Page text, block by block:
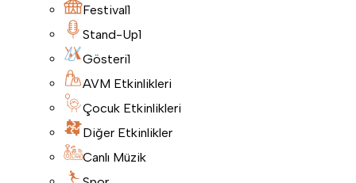
Festival1
Stand-Up1
Gösteri1
AVM Etkinlikleri
Çocuk Etkinlikleri
Diğer Etkinlikler
Canlı Müzik